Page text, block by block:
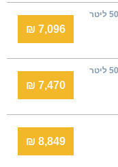
תנור בנוי משולב מיקרוגל - 50 ליטר
7,096 ₪
תנור בנוי משולב מיקרוגל - 50 ליטר
7,470 ₪
8,849 ₪